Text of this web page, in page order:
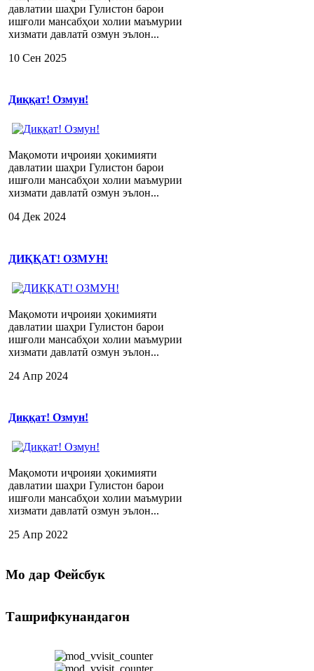
давлатии шаҳри Гулистон барои
ишғоли мансабҳои холии маъмурии
хизмати давлатӣ озмун эълон...
10 Сен 2025
Диққат! Озмун!
Мақомоти иҷроияи ҳокимияти
давлатии шаҳри Гулистон барои
ишғоли мансабҳои холии маъмурии
хизмати давлатӣ озмун эълон...
04 Дек 2024
ДИҚҚАТ! ОЗМУН!
Мақомоти иҷроияи ҳокимияти
давлатии шаҳри Гулистон барои
ишғоли мансабҳои холии маъмурии
хизмати давлатӣ озмун эълон...
24 Апр 2024
Диққат! Озмун!
Мақомоти иҷроияи ҳокимияти
давлатии шаҳри Гулистон барои
ишғоли мансабҳои холии маъмурии
хизмати давлатӣ озмун эълон...
25 Апр 2022
Мо дар Фейсбук
Ташрифкунандагон